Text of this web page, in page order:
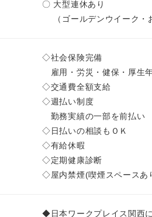
〇 大型連休あり
（ゴールデンウイーク・
◇社会保険完備
雇用・労災・健保・厚生
◇交通費全額支給
◇週払い制度
勤務実績の一部を前払い
◇日払いの相談もＯＫ
◇有給休暇
◇定期健康診断
◇屋内禁煙(喫煙スペースあ
◆日本ワークプレイス関西